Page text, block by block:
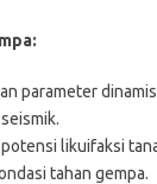
parameter
likuifaksi
tahan gempa.